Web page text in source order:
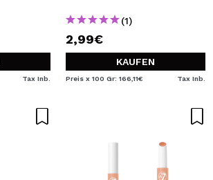
Tax Inb.
(1)
2,99€
KAUFEN
Preis x 100 Gr: 166,11€ Tax Inb.